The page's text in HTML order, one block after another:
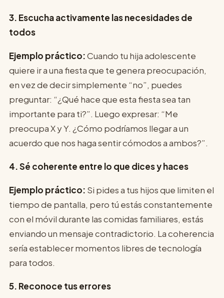
3. Escucha activamente las necesidades de
todos
Ejemplo práctico:Cuando tu hija adolescente
quiere ir a una fiesta que te genera preocupación,
en vez de decir simplemente “no”, puedes
preguntar: “¿Qué hace que esta fiesta sea tan
importante para ti?”. Luego expresar: “Me
preocupa X y Y. ¿Cómo podríamos llegar a un
acuerdo que nos haga sentir cómodos a ambos?”.
4. Sé coherente entre lo que dices y haces
Ejemplo práctico: Si pides a tus hijos que limiten el
tiempo de pantalla, pero tú estás constantemente
con el móvil durante las comidas familiares, estás
enviando un mensaje contradictorio. La coherencia
sería establecer momentos libres de tecnología
para todos.
5. Reconoce tus errores